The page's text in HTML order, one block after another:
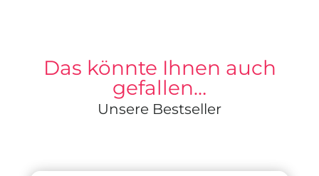
Das könnte Ihnen auch
gefallen…
Unsere Bestseller